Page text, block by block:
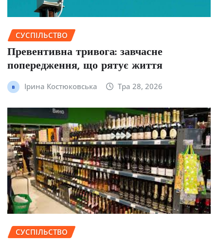
СУСПІЛЬСТВО
Превентивна тривога: завчасне
попередження, що рятує життя
Ірина Костюковська Тра 28, 2026
СУСПІЛЬСТВО